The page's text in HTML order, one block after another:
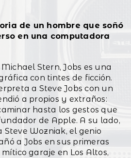
de un hombre que soñó
en una computadora
Stern, Jobs es una
con tintes de ficción.
a Steve Jobs con un
a propios y extraños:
hasta los gestos que
de Apple. A su lado,
Steve Wozniak, el genio
a Jobs en sus primeras
garaje en Los Altos,